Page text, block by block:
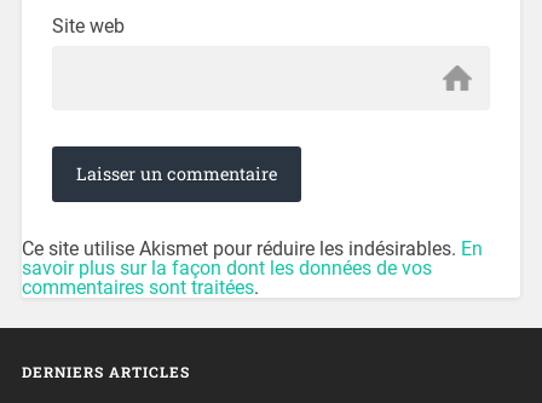
Site web
Ce site utilise Akismet pour réduire les indésirables. En
savoir plus sur la façon dont les données de vos
commentaires sont traitées.
DERNIERS ARTICLES